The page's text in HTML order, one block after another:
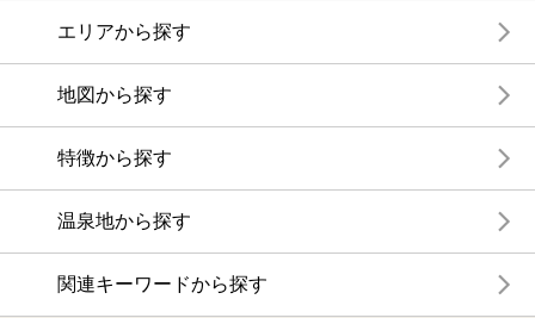
まれていて展望が利かないのが残念ですが、風に吹かれなが
らやや温めの湯に浸かっていると時の流れを忘れてしまいそ
うになりました。
途中まで案内してくださいました。家庭的で温かみある施設
でとても好印象を持ちました。アクセス道路の狭さ以外はお
勧めです。
エリアから探す
地図から探す
特徴から探す
温泉地から探す
関連キーワードから探す